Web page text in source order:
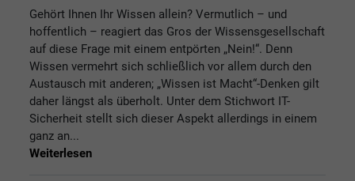
Gehört Ihnen Ihr Wissen allein? Vermutlich – und
hoffentlich – reagiert das Gros der Wissensgesellschaft
auf diese Frage mit einem entpörten „Nein!“. Denn
Wissen vermehrt sich schließlich vor allem durch den
Austausch mit anderen; „Wissen ist Macht“-Denken gilt
daher längst als überholt. Unter dem Stichwort IT-
Sicherheit stellt sich dieser Aspekt allerdings in einem
ganz an...
Weiterlesen